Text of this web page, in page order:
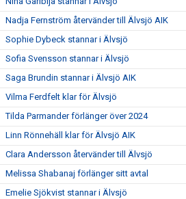
Nadja Fernström återvänder till Älvsjö AIK
Sophie Dybeck stannar i Älvsjö
Sofia Svensson stannar i Älvsjö
Saga Brundin stannar i Älvsjö AIK
Vilma Ferdfelt klar för Älvsjö
Tilda Parmander förlänger över 2024
Linn Rönnehäll klar för Älvsjö AIK
Clara Andersson återvänder till Älvsjö
Melissa Shabanaj förlänger sitt avtal
Emelie Sjökvist stannar i Älvsjö